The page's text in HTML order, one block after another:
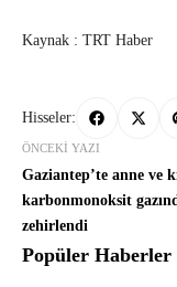
Kaynak : TRT Haber
Hisseler:
ÖNCEKI YAZI
Gaziantep’te anne ve
karbonmonoksit
zehirlendi
Popüler Haberler